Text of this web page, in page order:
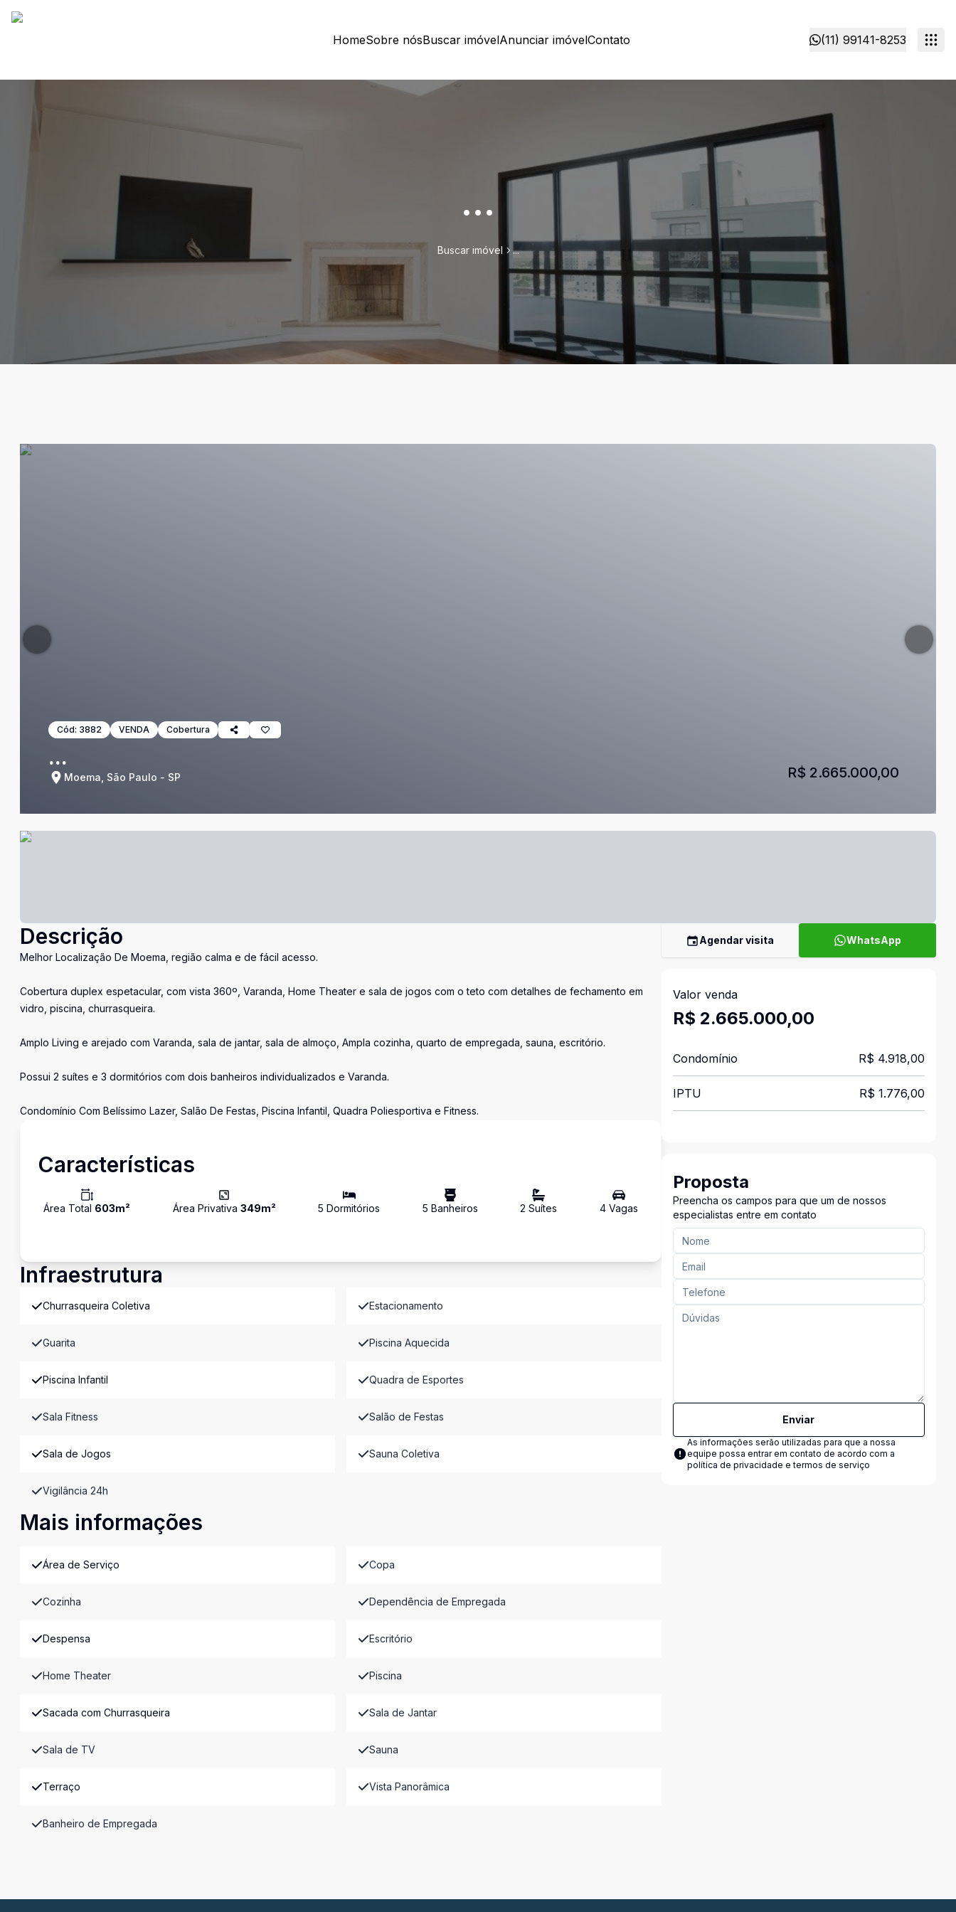
HomeSobre nósBuscar imóvelAnunciar imóvelContato (11) 99141-8253
...
Buscar imóvel ...
Cód: 3882 VENDA Cobertura
...
Moema, São Paulo - SP R$ 2.665.000,00
Descrição
Melhor Localização De Moema, região calma e de fácil acesso.
Cobertura duplex espetacular, com vista 360º, Varanda, Home Theater e sala de jogos com o teto com detalhes de fechamento em
vidro, piscina, churrasqueira.
Amplo Living e arejado com Varanda, sala de jantar, sala de almoço, Ampla cozinha, quarto de empregada, sauna, escritório.
Possui 2 suítes e 3 dormitórios com dois banheiros individualizados e Varanda.
Condomínio Com Belíssimo Lazer, Salão De Festas, Piscina Infantil, Quadra Poliesportiva e Fitness.
Características
Área Total 603m² Área Privativa 349m² 5 Dormitórios 5 Banheiros 2 Suítes 4Vagas
Infraestrutura
Churrasqueira Coletiva Estacionamento
Guarita Piscina Aquecida
Piscina Infantil Quadra de Esportes
Sala Fitness Salão de Festas
Sala de Jogos Sauna Coletiva
Vigilância 24h
Mais informações
Área de Serviço Copa
Cozinha Dependência de Empregada
Despensa Escritório
Home Theater Piscina
Sacada com Churrasqueira Sala de Jantar
Sala de TV Sauna
Terraço Vista Panorâmica
Banheiro de Empregada
Agendar visita WhatsApp
Valor venda
R$ 2.665.000,00
Condomínio R$ 4.918,00
IPTU R$ 1.776,00
Proposta
Preencha os campos para que um de nossos
especialistas entre em contato
Enviar
As informações serão utilizadas para que a nossa
equipe possa entrar em contato de acordo com a
política de privacidade e termos de serviço